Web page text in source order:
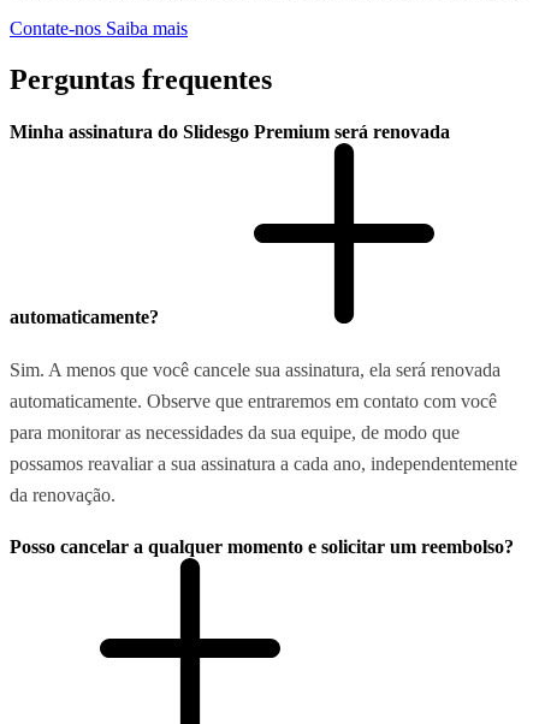
Contate-nos Saiba mais
Perguntas frequentes
Minha assinatura do Slidesgo Premium será renovada
automaticamente?
Sim. A menos que você cancele sua assinatura, ela será renovada
automaticamente. Observe que entraremos em contato com você
para monitorar as necessidades da sua equipe, de modo que
possamos reavaliar a sua assinatura a cada ano, independentemente
da renovação.
Posso cancelar a qualquer momento e solicitar um reembolso?